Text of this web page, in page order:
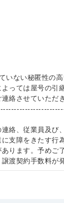
いない秘匿性の高
っては屋号の引
絡させていただ
絡、従業員及び
支障をきたす行
ります。予めご
渡契約手数料が